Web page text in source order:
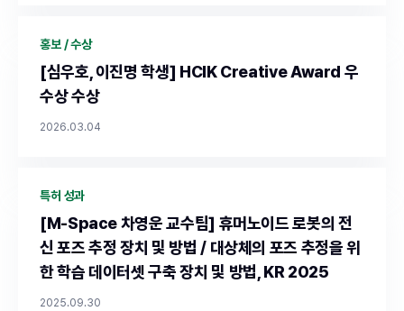
각종 학술활동비 지원, 산학연계 및 인턴쉽 지원
홍보 / 수상
[심우호, 이진명 학생] HCIK Creative Award 우
수상 수상
2026.03.04
특허 성과
[M-Space 차영운 교수팀] 휴머노이드 로봇의 전
신 포즈 추정 장치 및 방법 / 대상체의 포즈 추정을 위
한 학습 데이터셋 구축 장치 및 방법, KR 2025
2025.09.30